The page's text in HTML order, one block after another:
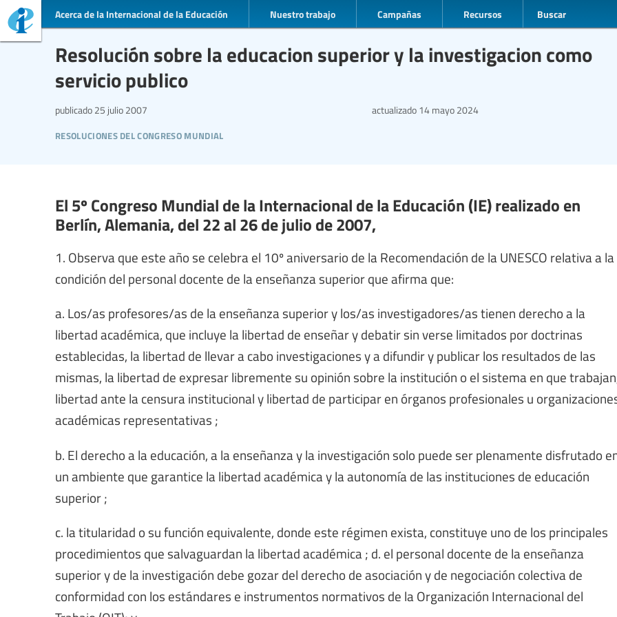
Acerca de la Internacional de la Educación Nuestro trabajo Campañas Recursos Buscar
Resolución sobre la educacion superior y la investigacion como
servicio publico
resoluciones del congreso mundial
publicado 25 julio 2007 actualizado 14 mayo 2024
El 5º Congreso Mundial de la Internacional de la Educación (IE) realizado en
Berlín, Alemania, del 22 al 26 de julio de 2007,
1. Observa que este año se celebra el 10º aniversario de la Recomendación de la UNESCO relativa a la
condición del personal docente de la enseñanza superior que afirma que:
a. Los/as profesores/as de la enseñanza superior y los/as investigadores/as tienen derecho a la
libertad académica, que incluye la libertad de enseñar y debatir sin verse limitados por doctrinas
establecidas, la libertad de llevar a cabo investigaciones y a difundir y publicar los resultados de las
mismas, la libertad de expresar libremente su opinión sobre la institución o el sistema en que
libertad ante la censura institucional y libertad de participar en órganos profesionales u
académicas representativas ;
b. El derecho a la educación, a la enseñanza y la investigación solo puede ser plenamente disfrutado
un ambiente que garantice la libertad académica y la autonomía de las instituciones de educación
superior ;
c. la titularidad o su función equivalente, donde este régimen exista, constituye uno de los principales
procedimientos que salvaguardan la libertad académica ; d. el personal docente de la enseñanza
superior y de la investigación debe gozar del derecho de asociación y de negociación colectiva de
conformidad con los estándares e instrumentos normativos de la Organización Internacional del